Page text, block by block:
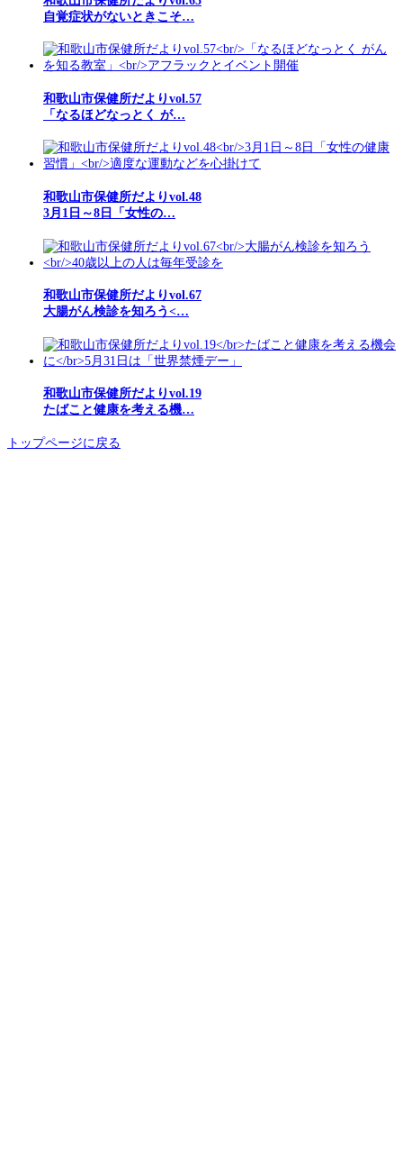
自覚症状がないときこそ…
和歌山市保健所だよりvol.57
「なるほどなっとく が…
和歌山市保健所だよりvol.48
3月1日～8日「女性の…
和歌山市保健所だよりvol.67
大腸がん検診を知ろう<…
和歌山市保健所だよりvol.19
たばこと健康を考える機…
トップページに戻る